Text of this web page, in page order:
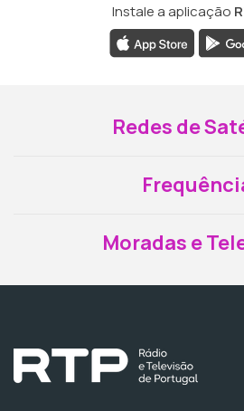
Instale a aplicação
Redes de
Moradas e